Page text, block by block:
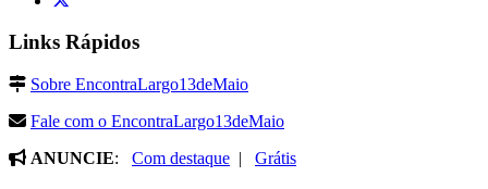
Links Rápidos
Sobre EncontraLargo13deMaio
Fale com o EncontraLargo13deMaio
ANUNCIE: Com destaque | Grátis